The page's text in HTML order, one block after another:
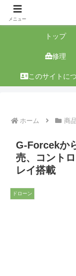
トップ
修理
このサイトに
ホーム 商
G-Forcekか
売、コント
レイ搭載
ドローン
メニュー